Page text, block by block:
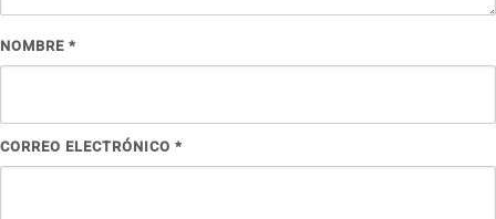
NOMBRE *
CORREO ELECTRÓNICO *